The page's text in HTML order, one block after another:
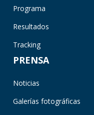
Programa
Resultados
Tracking
PRENSA
Noticias
Galerías fotográficas